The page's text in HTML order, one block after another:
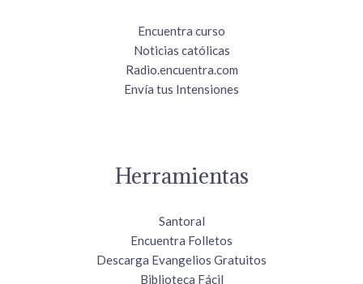
Encuentra curso
Noticias católicas
Radio.encuentra.com
Envía tus Intensiones
Herramientas
Santoral
Encuentra Folletos
Descarga Evangelios Gratuitos
Biblioteca Fácil